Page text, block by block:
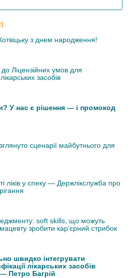
з днем народження!
Ліцензійних умов для
засобів
У нас є рішення — і промокод
сценарії майбутнього для
ліків у спеку — Держлікслужба про
soft skills, що можуть
зробити кар’єрний стрибок
швидко інтегрувати
лікарських засобів
Петро Багрій